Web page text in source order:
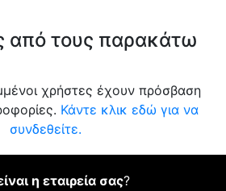
από τους παρακάτω
χρήστες έχουν πρόσβαση
Κάντε κλικ εδώ για να
συνδεθείτε.
η εταιρεία σας?